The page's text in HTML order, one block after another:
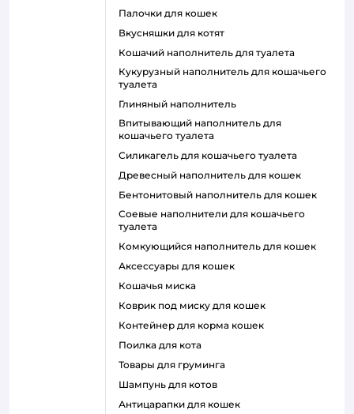
палочки для кошек
вкусняшки для котят
кошачий наполнитель для туалета
кукурузный наполнитель для кошачьего
туалета
глиняный наполнитель
впитывающий наполнитель для
кошачьего туалета
силикагель для кошачьего туалета
древесный наполнитель для кошек
бентонитовый наполнитель для кошек
соевые наполнители для кошачьего
туалета
комкующийся наполнитель для кошек
аксессуары для кошек
кошачья миска
коврик под миску для кошек
контейнер для корма кошек
поилка для кота
товары для груминга
шампунь для котов
антицарапки для кошек